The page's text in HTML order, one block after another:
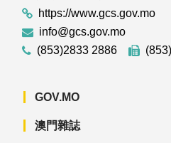
https://www.gcs.gov.mo
info@gcs.gov.mo
(853)2833 2886
GOV.MO
澳門雜誌